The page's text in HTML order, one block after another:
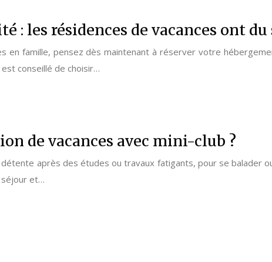
: les résidences de vacances ont du
en famille, pensez dès maintenant à réserver votre
conseillé de choisir…
de vacances avec mini-club ?
après des études ou travaux fatigants, pour se balader
séjour et…